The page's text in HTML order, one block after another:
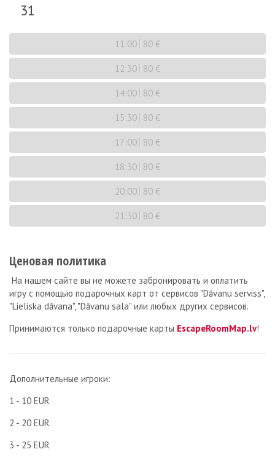
31
11:00 80 €
12:30 80 €
14:00 80 €
15:30 80 €
17:00 80 €
18:30 80 €
20:00 80 €
21:30 80 €
Ценовая политика
На нашем сайте вы не можете забронировать и оплатить
игру с помощью подарочных карт от сервисов "Dāvanu serviss",
"Lieliska dāvana", "Dāvanu sala" или любых других сервисов.
Принимаются только подарочные карты EscapeRoomMap.lv!
Дополнительные игроки:
1 - 10 EUR
2 - 20 EUR
3 - 25 EUR